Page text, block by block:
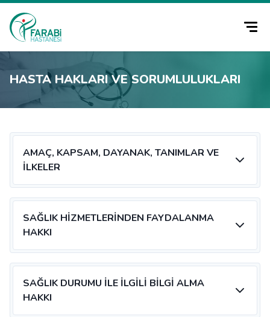
HASTA HAKLARI VE SORUMLULUKLARI
AMAÇ, KAPSAM, DAYANAK, TANIMLAR VE
İLKELER
SAĞLIK HIZMETLERINDEN FAYDALANMA
HAKKI
SAĞLIK DURUMU İLE İLGILI BILGI ALMA
HAKKI